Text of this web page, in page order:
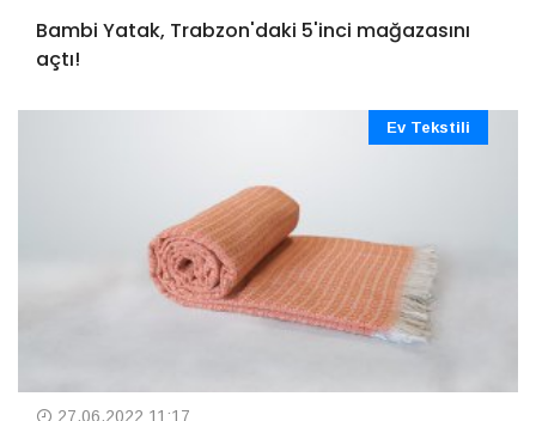
Bambi Yatak, Trabzon'daki 5'inci mağazasını
açtı!
Ev Tekstili
27.06.2022 11:17